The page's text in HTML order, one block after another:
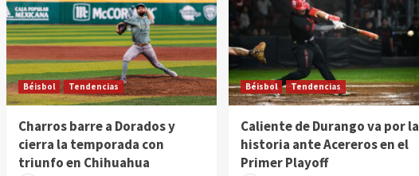
Béisbol Tendencias
Charros barre a Dorados y
cierra la temporada con
triunfo en Chihuahua
Béisbol Tendencias
Caliente de Durango va por la
historia ante Acereros en el
Primer Playoff